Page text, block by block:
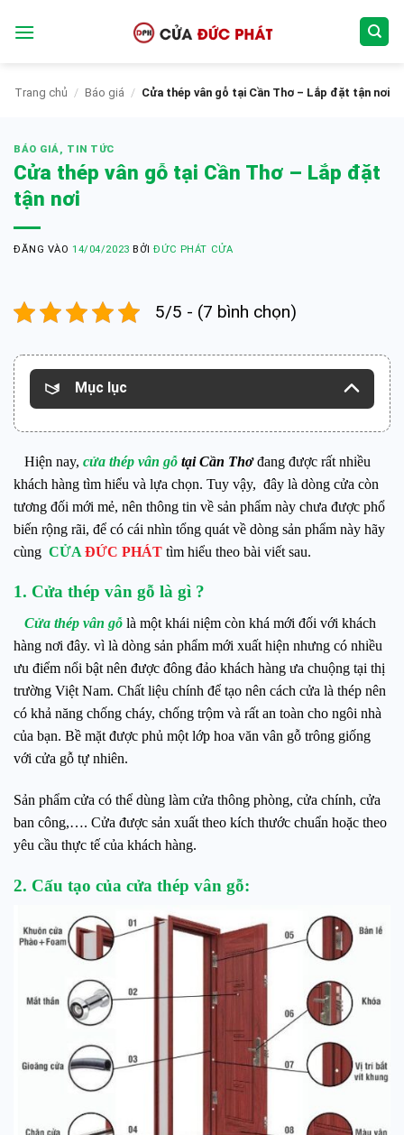
qua
Trang chủ / Báo giá / Cửa thép vân gỗ tại Cần Thơ – Lắp đặt tận nơi
BÁO GIÁ, TIN TỨC
Cửa thép vân gỗ tại Cần Thơ – Lắp đặt
tận nơi
ĐĂNG VÀO14/04/2023 BỞIĐỨC PHÁT CỬA
5/5 - (7 bình chọn)
Mục lục
Hiện nay, cửa thép vân gỗ tại Cần Thơđang được rất nhiều
khách hàng tìm hiểu và lựa chọn. Tuy vậy, đây là dòng cửa còn
tương đối mới mẻ, nên thông tin về sản phẩm này chưa được phổ
biến rộng rãi, để có cái nhìn tổng quát về dòng sản phẩm này hãy
cùng CỬA ĐỨC PHÁT tìm hiểu theo bài viết sau.
1. Cửa thép vân gỗ là gì ?
Cửa thép vân gỗ là một khái niệm còn khá mới đối với khách
hàng nơi đây. vì là dòng sản phẩm mới xuất hiện nhưng có nhiều
ưu điểm nổi bật nên được đông đảo khách hàng ưa chuộng tại thị
trường Việt Nam. Chất liệu chính để tạo nên cách cửa là thép nên
có khả năng chống cháy, chống trộm và rất an toàn cho ngôi nhà
của bạn. Bề mặt được phủ một lớp hoa văn vân gỗ trông giống
với cửa gỗ tự nhiên.
Sản phẩm cửa có thể dùng làm cửa thông phòng, cửa chính, cửa
ban công,…. Cửa được sản xuất theo kích thước chuẩn hoặc theo
yêu cầu thực tế của khách hàng.
2. Cấu tạo của cửa thép vân gỗ: